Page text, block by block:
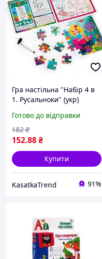
Гра настільна "Набір 4 в
1. Русальноки" (укр)
Готово до відправки
152.88₴
182 ₴
Купити
KasatkaTrend 91%